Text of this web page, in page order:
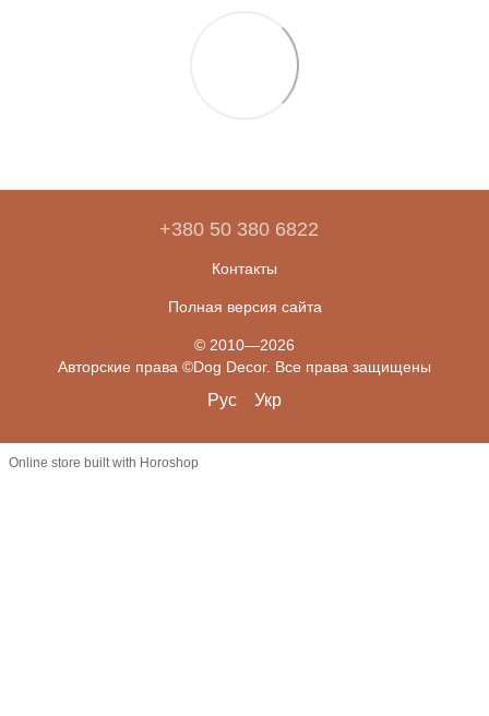
+380 50 380 6822
Контакты
Полная версия сайта
© 2010—2026
Авторские права ©Dog Decor. Все права защищены
Рус Укр
Online store built with Horoshop